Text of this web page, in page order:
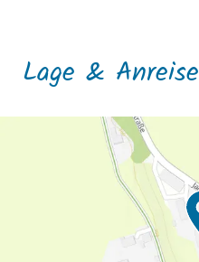
Lage & Anreise